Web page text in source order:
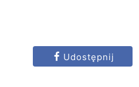
Udostępnij